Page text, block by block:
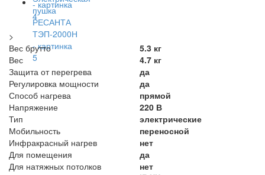
>
Вес брутто
5.3 кг
Вес
4.7 кг
Защита от перегрева
да
Регулировка мощности
да
Способ нагрева
прямой
Напряжение
220 В
Тип
электрические
Мобильность
переносной
Инфракрасный нагрев
нет
Для помещения
да
Для натяжных потолков
нет